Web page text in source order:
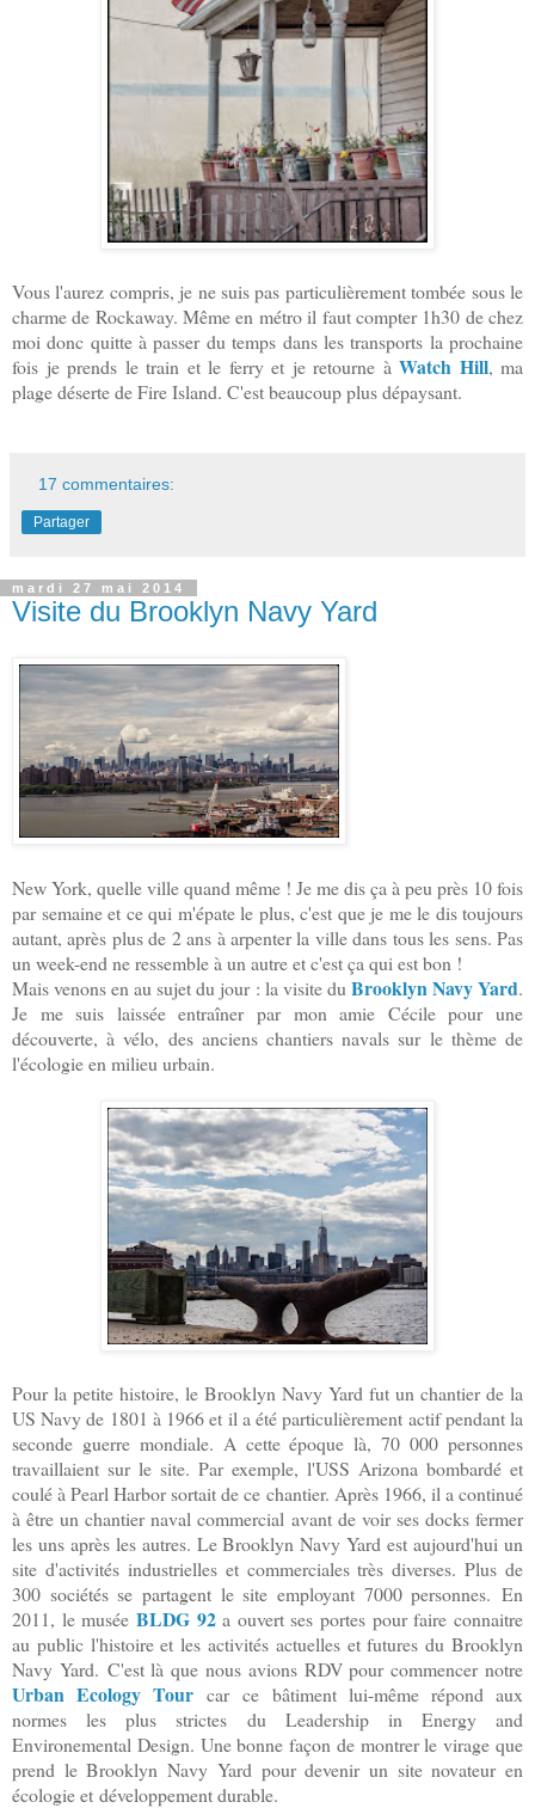
Vous l'aurez compris, je ne suis pas particulièrement tombée sous le
charme de Rockaway. Même en métro il faut compter 1h30 de chez
moi donc quitte à passer du temps dans les transports la prochaine
fois je prends le train et le ferry et je retourne à Watch Hill, ma
plage déserte de Fire Island. C'est beaucoup plus dépaysant.
17 commentaires:
Partager
mardi 27 mai 2014
Visite du Brooklyn Navy Yard
New York, quelle ville quand même ! Je me dis ça à peu près 10 fois
par semaine et ce qui m'épate le plus, c'est que je me le dis toujours
autant, après plus de 2 ans à arpenter la ville dans tous les sens. Pas
un week-end ne ressemble à un autre et c'est ça qui est bon !
Mais venons en au sujet du jour : la visite du Brooklyn Navy Yard.
Je me suis laissée entraîner par mon amie Cécile pour une
découverte, à vélo, des anciens chantiers navals sur le thème de
l'écologie en milieu urbain.
Pour la petite histoire, le Brooklyn Navy Yard fut un chantier de la
US Navy de 1801 à 1966 et il a été particulièrement actif pendant la
seconde guerre mondiale. A cette époque là, 70 000 personnes
travaillaient sur le site. Par exemple, l'USS Arizona bombardé et
coulé à Pearl Harbor sortait de ce chantier. Après 1966, il a continué
à être un chantier naval commercial avant de voir ses docks fermer
les uns après les autres. Le Brooklyn Navy Yard est aujourd'hui un
site d'activités industrielles et commerciales très diverses. Plus de
300 sociétés se partagent le site employant 7000 personnes. En
2011, le musée BLDG 92a ouvert ses portes pour faire connaitre
au public l'histoire et les activités actuelles et futures du Brooklyn
Navy Yard. C'est là que nous avions RDV pour commencer notre
Urban Ecology Tour car ce bâtiment lui-même répond aux
normes les plus strictes du Leadership in Energy and
Environemental Design. Une bonne façon de montrer le virage que
prend le Brooklyn Navy Yard pour devenir un site novateur en
écologie et développement durable.